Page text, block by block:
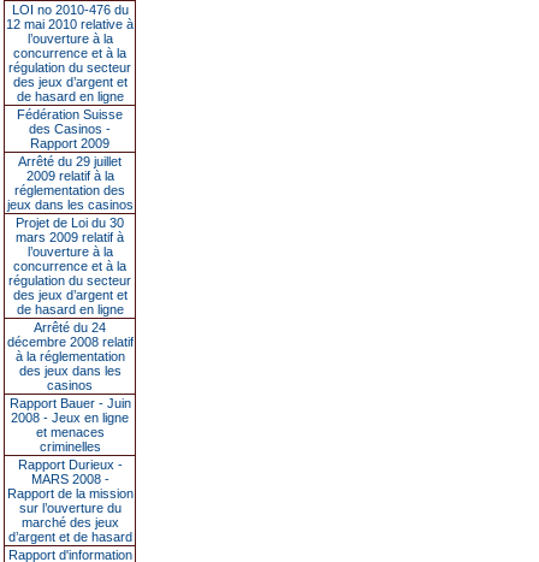
LOI no 2010-476 du
12 mai 2010 relative à
l’ouverture à la
concurrence et à la
régulation du secteur
des jeux d’argent et
de hasard en ligne
Fédération Suisse
des Casinos -
Rapport 2009
Arrêté du 29 juillet
2009 relatif à la
réglementation des
jeux dans les casinos
Projet de Loi du 30
mars 2009 relatif à
l’ouverture à la
concurrence et à la
régulation du secteur
des jeux d’argent et
de hasard en ligne
Arrêté du 24
décembre 2008 relatif
à la réglementation
des jeux dans les
casinos
Rapport Bauer - Juin
2008 - Jeux en ligne
et menaces
criminelles
Rapport Durieux -
MARS 2008 -
Rapport de la mission
sur l’ouverture du
marché des jeux
d’argent et de hasard
Rapport d'information